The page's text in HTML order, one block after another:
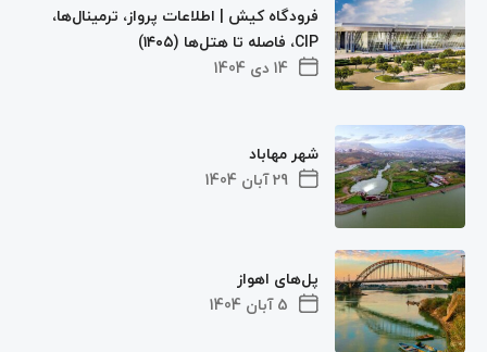
14 دی 1404
فرودگاه کیش | اطلاعات پرواز، ترمینال‌ها،
CIP، فاصله تا هتل‌ها (۱۴۰۵)
29 آبان 1404
شهر مهاباد
5 آبان 1404
پل‌های اهواز